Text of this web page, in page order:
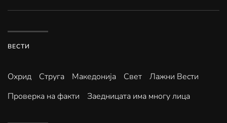
ВЕСТИ
Охрид Струга Македонија Свет
Лажни Вести
Проверка на факти
Заедницата има многу лица